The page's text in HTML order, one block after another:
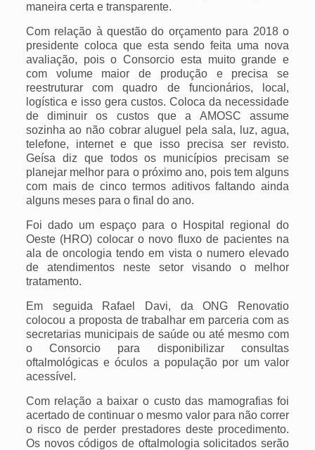
maneira certa e transparente.
Com relação à questão do orçamento para 2018 o
presidente coloca que esta sendo feita uma nova
avaliação, pois o Consorcio esta muito grande e
com volume maior de produção e precisa se
reestruturar com quadro de funcionários, local,
logística e isso gera custos. Coloca da necessidade
de diminuir os custos que a AMOSC assume
sozinha ao não cobrar aluguel pela sala, luz, agua,
telefone, internet e que isso precisa ser revisto.
Geísa diz que todos os municípios precisam se
planejar melhor para o próximo ano, pois tem alguns
com mais de cinco termos aditivos faltando ainda
alguns meses para o final do ano.
Foi dado um espaço para o Hospital regional do
Oeste (HRO) colocar o novo fluxo de pacientes na
ala de oncologia tendo em vista o numero elevado
de atendimentos neste setor visando o melhor
tratamento.
Em seguida Rafael Davi, da ONG Renovatio
colocou a proposta de trabalhar em parceria com as
secretarias municipais de saúde ou até mesmo com
o Consorcio para disponibilizar consultas
oftalmológicas e óculos a população por um valor
acessível.
Com relação a baixar o custo das mamografias foi
acertado de continuar o mesmo valor para não correr
o risco de perder prestadores deste procedimento.
Os novos códigos de oftalmologia solicitados serão